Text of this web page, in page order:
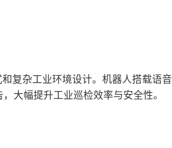
复杂工业环境设计。机器人搭载语音
大幅提升工业巡检效率与安全性。